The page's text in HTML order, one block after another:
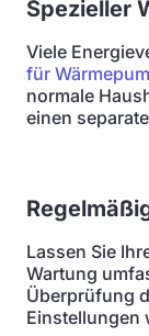
Spezieller
Viele
für
normale
einen
Lassen Sie
Wartung
Überprüfung
Einstellungen